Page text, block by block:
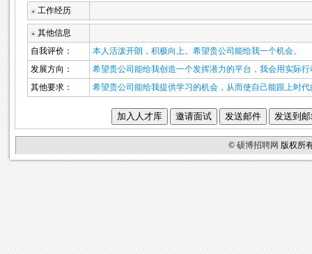
工作经历
其他信息
自我评价：
本人活泼开朗，积极向上。希望贵公司能给我一个机会。
发展方向：
希望贵公司能给我创造一个发挥潜力的平台，我会用实际
其他要求：
希望贵公司能给我提供学习的机会，从而使自己能跟上时代
© 硕博招聘网 版权所